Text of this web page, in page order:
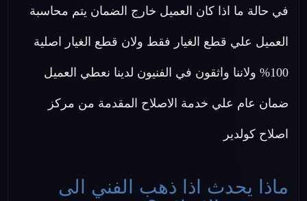
في حالة ما اذا كان العميل خارج الضمان يتم محاسبة
العميل علي قطع الغيار فقط ولان قطع الغيار اصلية
100% ولاننا واثقون في الفنيون لدينا نعطي العميل
ضمان عام علي خدمة الاصلاح المقدمة من مركز
اصلاح كولدير
ماذا يحدث اذا ذهب الفني الى